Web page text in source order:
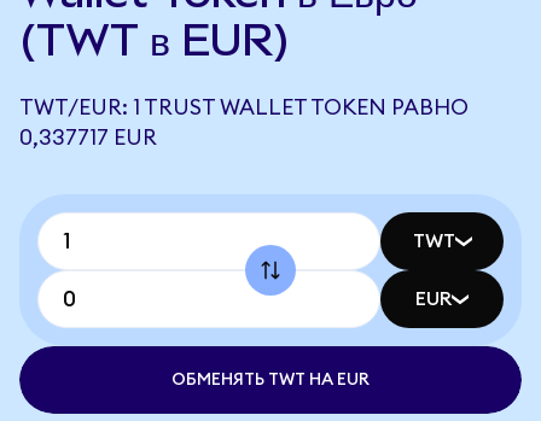
(TWT в EUR)
TWT/EUR: 1 TRUST WALLET TOKEN РАВНО
0,337717 EUR
TWT
EUR
ОБМЕНЯТЬ TWT НА EUR